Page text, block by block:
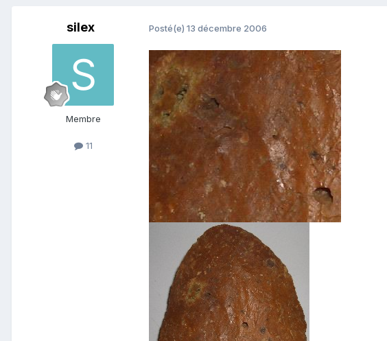
silex
Membre
11
Posté(e) 13 décembre 2006